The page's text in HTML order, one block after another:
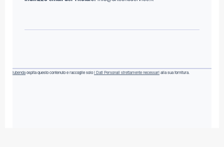
iubendaospita questo contenuto e raccoglie soloi Dati Personali strettamente necessarialla sua fornitura.